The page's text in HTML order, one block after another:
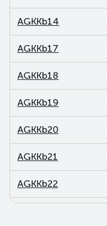
AGKKb14
AGKKb17
AGKKb18
AGKKb19
AGKKb20
AGKKb21
AGKKb22